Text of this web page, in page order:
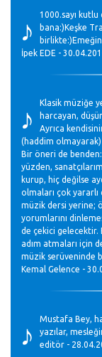
♪
1000.sayı
bana:)Keşke
İpek EDE -
♪
Klasik müziğe
harcayan,
Ayrıca
(haddim
Bir öneri de
yüzden,
kurup, hiç değilse
olmaları çok
müzik dersi yerine;
yorumlarını
de çekici gelecektir.
adım atmaları için
müzik serüveninde
Kemal Gelence -
♪
Mustafa Bey,
yazılar,
editör -